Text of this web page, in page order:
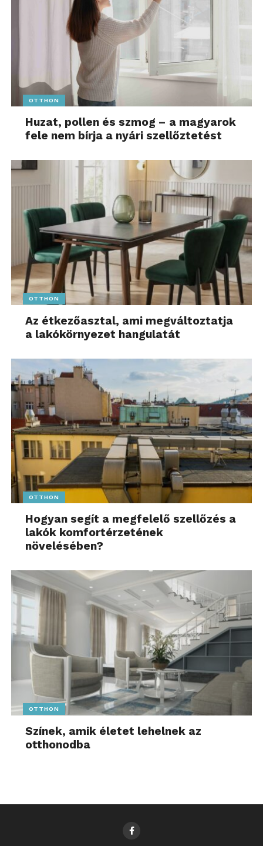
OTTHON
Huzat, pollen és szmog – a magyarok
fele nem bírja a nyári szellőztetést
OTTHON
Az étkezőasztal, ami megváltoztatja
a lakókörnyezet hangulatát
OTTHON
Hogyan segít a megfelelő szellőzés a
lakók komfortérzetének
növelésében?
OTTHON
Színek, amik életet lehelnek az
otthonodba